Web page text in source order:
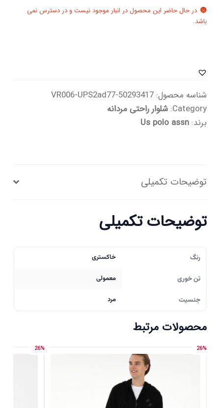
در حال حاضر این محصول در انبار موجود نیست و در دسترس نمی
باشد.
شناسه محصول:50293417-VR006-UPS2ad77
Category: شلوار راحتی مردانه
برند:Us polo assn
توضیحات تکمیلی
توضیحات تکمیلی
رنگ خاکستری
تن خوری معمولی
جنسیت مرد
محصولات مرتبط
26%
26%